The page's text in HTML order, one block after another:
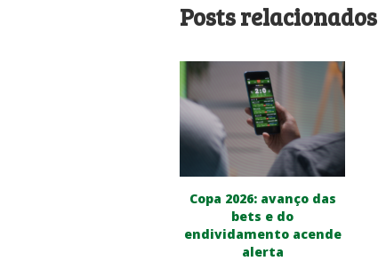
Posts relacionados
Copa 2026: avanço das
bets e do
endividamento acende
alerta